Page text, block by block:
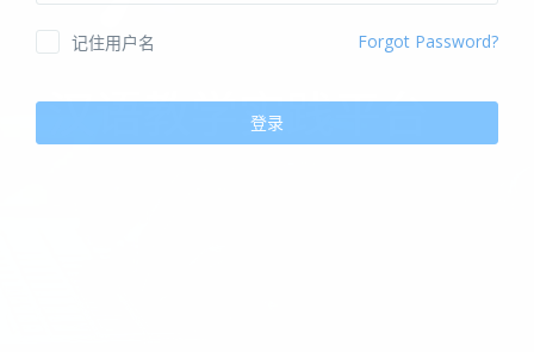
汉语教学实践平台
记住用户名 Forgot Password?
登录